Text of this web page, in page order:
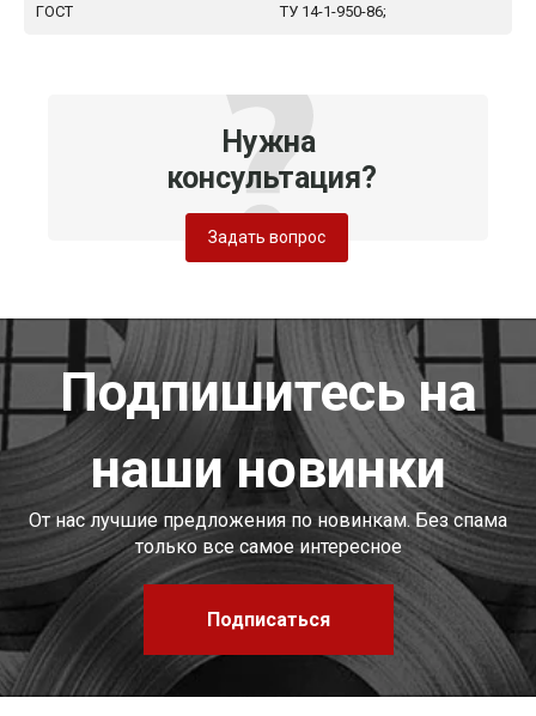
ГОСТ ТУ 14-1-950-86;
Нужна
консультация?
Задать вопрос
Подпишитесь на
наши новинки
От нас лучшие предложения по новинкам. Без спама
только все самое интересное
Подписаться